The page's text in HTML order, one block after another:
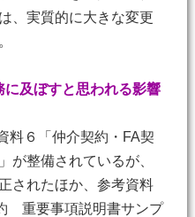
、実質的に大きな変更
に及ぼすと思われる影響
料６「仲介契約・FA契
が整備されているが、
されたほか、参考資料
重要事項説明書サンプ